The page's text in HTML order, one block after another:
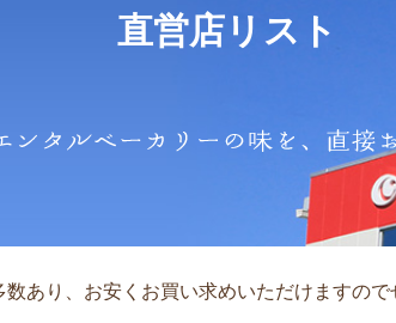
直営店リスト
あり、お安くお買い求めいただけますので